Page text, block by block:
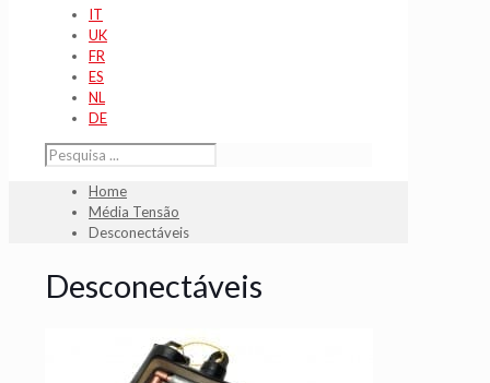
IT
UK
FR
ES
NL
DE
Home
Média Tensão
Desconectáveis
Desconectáveis